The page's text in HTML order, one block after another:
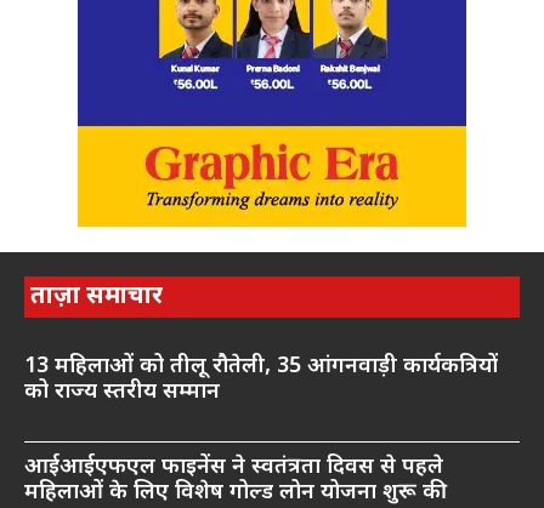
ताज़ा समाचार
13 महिलाओं को तीलू रौतेली, 35 आंगनवाड़ी कार्यकत्रियों
को राज्य स्तरीय सम्मान
आईआईएफएल फाइनेंस ने स्वतंत्रता दिवस से पहले
महिलाओं के लिए विशेष गोल्ड लोन योजना शुरू की